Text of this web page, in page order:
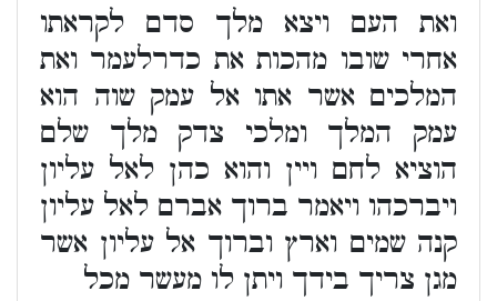
ואת העם ויצא מלך סדם לקראתו
אחרי שובו מהכות את כדרלעמר ואת
המלכים אשר אתו אל עמק שוה הוא
עמק המלך ומלכי צדק מלך שלם
הוציא לחם ויין והוא כהן לאל עליון
ויברכהו ויאמר ברוך אברם לאל עליון
קנה שמים וארץ וברוך אל עליון אשר
מגן צריך בידך ויתן לו מעשר מכל